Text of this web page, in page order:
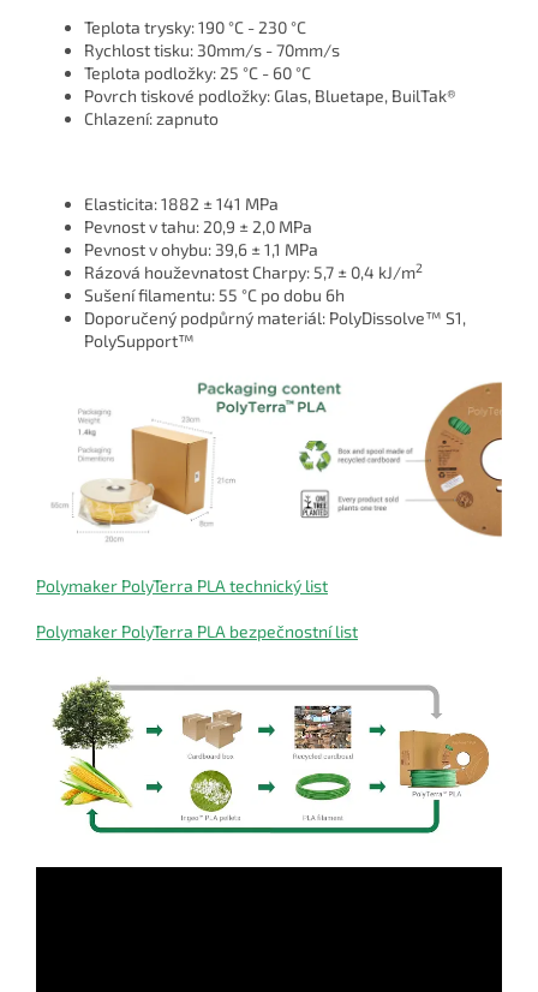
Teplota trysky: 190 °C - 230 °C
Rychlost tisku: 30mm/s - 70mm/s
Teplota podložky: 25 °C - 60 °C
Povrch tiskové podložky: Glas, Bluetape, BuilTak®
Chlazení: zapnuto
Elasticita: 1882 ± 141 MPa
Pevnost v tahu: 20,9 ± 2,0 MPa
Pevnost v ohybu: 39,6 ± 1,1 MPa
Rázová houževnatost Charpy: 5,7 ± 0,4 kJ/m2
Sušení filamentu: 55 °C po dobu 6h
Doporučený podpůrný materiál: PolyDissolve™ S1,
PolySupport™
Polymaker PolyTerra PLA technický list
Polymaker PolyTerra PLA bezpečnostní list